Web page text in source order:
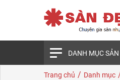
DANH MỤC
Trang chủ / Danh mục